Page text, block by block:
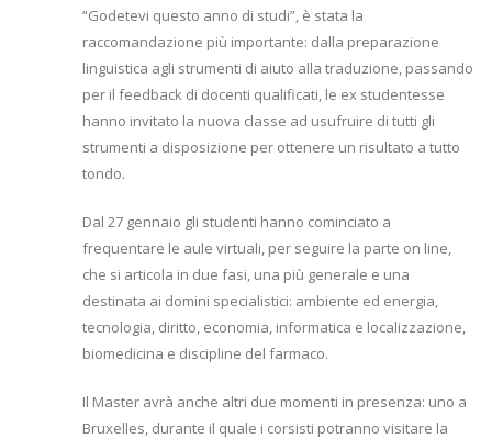
“Godetevi questo anno di studi”, è stata la
raccomandazione più importante: dalla preparazione
linguistica agli strumenti di aiuto alla traduzione, passando
per il feedback di docenti qualificati, le ex studentesse
hanno invitato la nuova classe ad usufruire di tutti gli
strumenti a disposizione per ottenere un risultato a tutto
tondo.
Dal 27 gennaio gli studenti hanno cominciato a
frequentare le aule virtuali, per seguire la parte on line,
che si articola in due fasi, una più generale e una
destinata ai domini specialistici: ambiente ed energia,
tecnologia, diritto, economia, informatica e localizzazione,
biomedicina e discipline del farmaco.
Il Master avrà anche altri due momenti in presenza: uno a
Bruxelles, durante il quale i corsisti potranno visitare la